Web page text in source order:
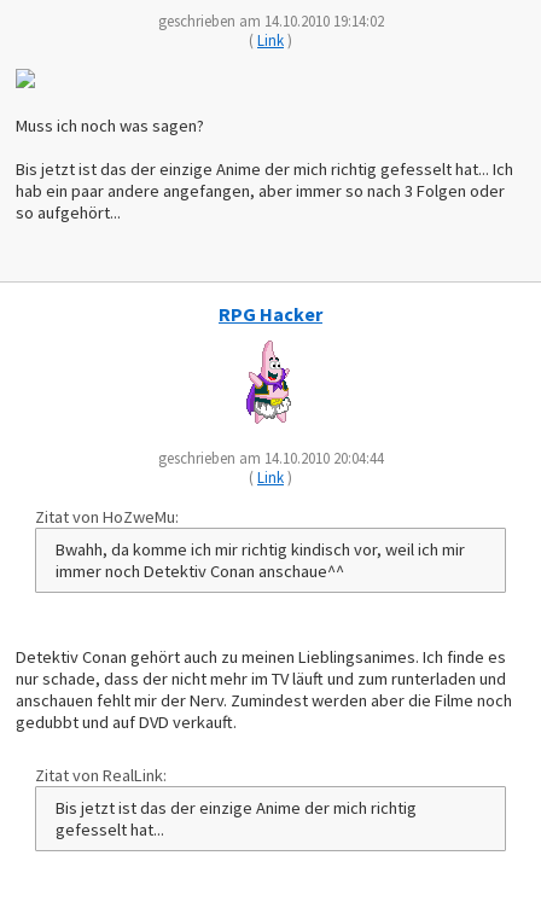
geschrieben am 14.10.2010 19:14:02
(Link)
Muss ich noch was sagen?
Bis jetzt ist das der einzige Anime der mich richtig gefesselt hat... Ich
hab ein paar andere angefangen, aber immer so nach 3 Folgen oder
so aufgehört...
RPG Hacker
geschrieben am 14.10.2010 20:04:44
(Link)
Zitat von HoZweMu:
Bwahh, da komme ich mir richtig kindisch vor, weil ich mir
immer noch Detektiv Conan anschaue^^
Detektiv Conan gehört auch zu meinen Lieblingsanimes. Ich finde es
nur schade, dass der nicht mehr im TV läuft und zum runterladen und
anschauen fehlt mir der Nerv. Zumindest werden aber die Filme noch
gedubbt und auf DVD verkauft.
Zitat von RealLink:
Bis jetzt ist das der einzige Anime der mich richtig
gefesselt hat...